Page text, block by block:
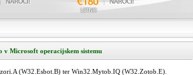
Microsoft operacijskem sistemu
(W32.Esbot.B) ter Win32.Mytob.IQ (W32.Zotob.E).